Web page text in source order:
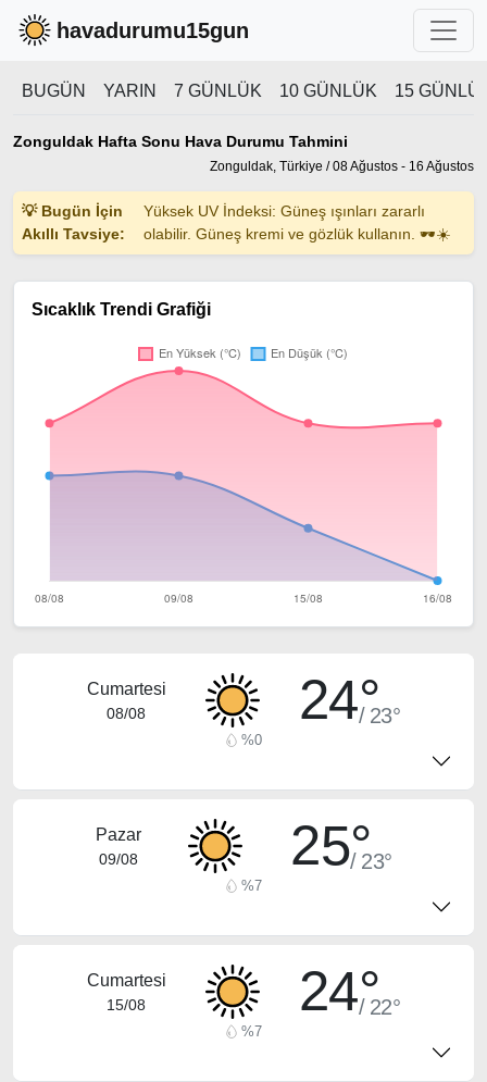
havadurumu15gun
BUGÜN YARIN 7 GÜNLÜK 10 GÜNLÜK 15
Zonguldak Hafta Sonu Hava Durumu Tahmini
Zonguldak, Türkiye / 08 Ağustos - 16 Ağustos
💡 Bugün İçin
Akıllı Tavsiye:
Yüksek UV İndeksi: Güneş ışınları zararlı
olabilir. Güneş kremi ve gözlük kullanın. 🕶️☀️
Sıcaklık Trendi Grafiği
Cumartesi
08/08 24°/ 23°
%0
Pazar
09/08 25°/ 23°
%7
Cumartesi
15/08 24°/ 22°
%7